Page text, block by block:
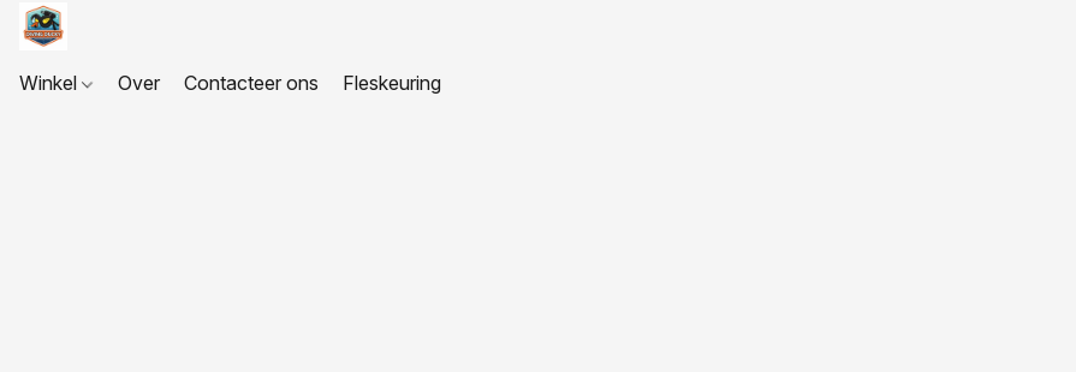
Winkel Over Contacteer ons Fleskeuring